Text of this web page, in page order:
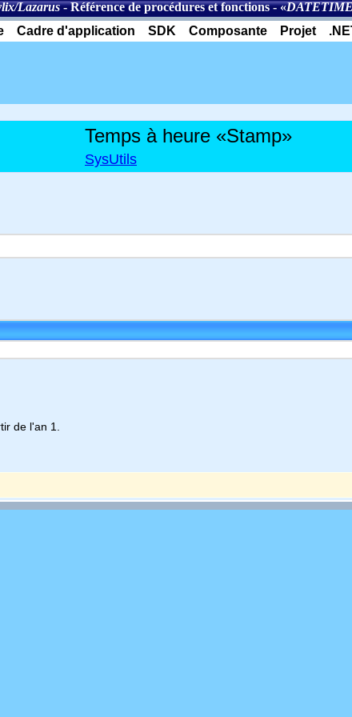
Lazarus-Référence de procédures et fonctions- «
Cadre d'application SDK Composante Projet
Temps à heure «Stamp»
SysUtils
de l'an 1.